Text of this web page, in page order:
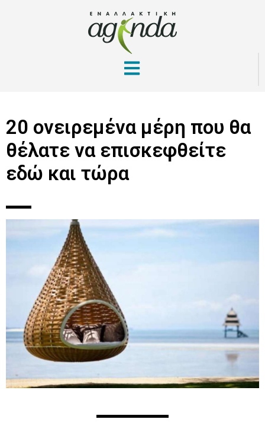
20 ονειρεμένα μέρη που θα
θέλατε να επισκεφθείτε
εδώ και τώρα